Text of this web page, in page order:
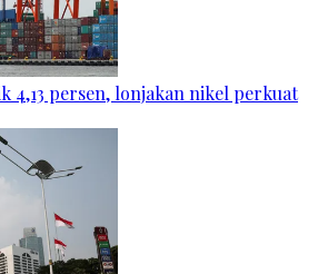
4,13 persen, lonjakan nikel perkuat